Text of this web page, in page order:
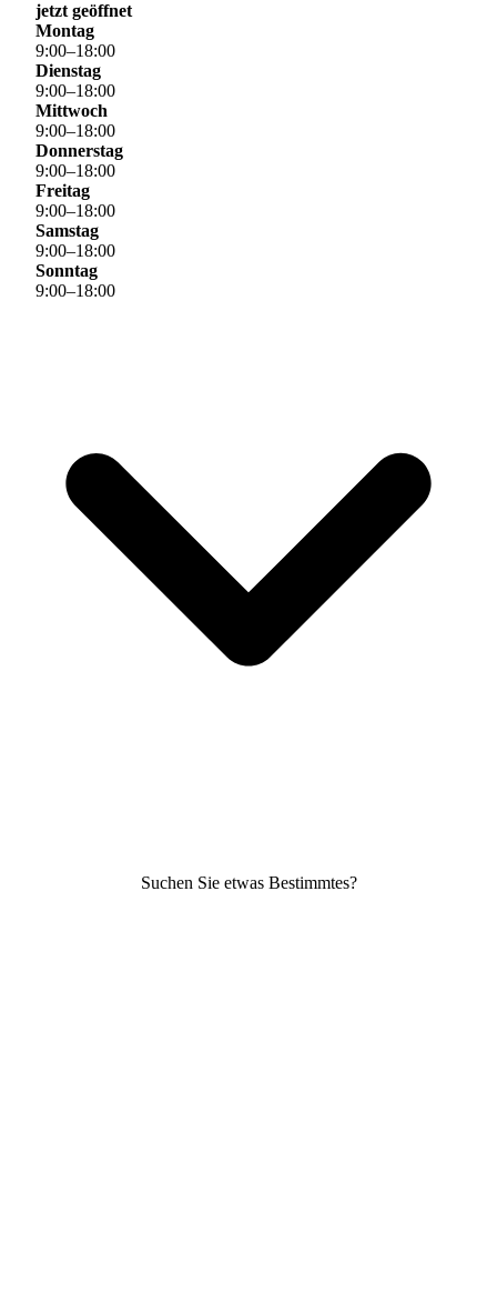
jetzt geöffnet
Montag
9:00–18:00
Dienstag
9:00–18:00
Mittwoch
9:00–18:00
Donnerstag
9:00–18:00
Freitag
9:00–18:00
Samstag
9:00–18:00
Sonntag
9:00–18:00
Suchen Sie etwas Bestimmtes?